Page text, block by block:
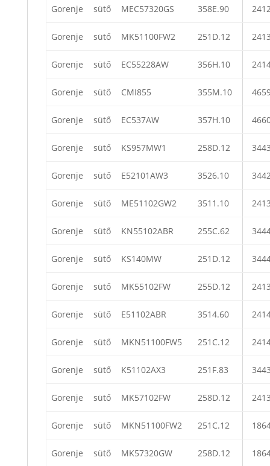
Gorenje sütő MEC57320GS 358E.90
Gorenje sütő MK51100FW2 251D.12
Gorenje sütő EC55228AW 356H.10
Gorenje sütő CMI855 355M.10
Gorenje sütő EC537AW 357H.10
Gorenje sütő KS957MW1 258D.12
Gorenje sütő E52101AW3 3526.10
Gorenje sütő ME51102GW2 3511.10
Gorenje sütő KN55102ABR 255C.62
Gorenje sütő KS140MW 251D.12
Gorenje sütő MK55102FW 255D.12
Gorenje sütő E51102ABR 3514.60
Gorenje sütő MKN51100FW5 251C.12
Gorenje sütő K51102AX3 251F.83
Gorenje sütő MK57102FW 258D.12
Gorenje sütő MKN51100FW2 251C.12
Gorenje sütő MK57320GW 258D.12